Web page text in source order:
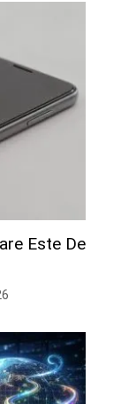
Este De